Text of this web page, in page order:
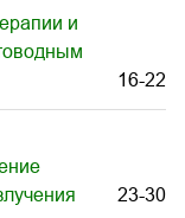
и
16-22
23-30